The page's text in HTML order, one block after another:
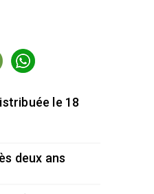
le 18
deux ans